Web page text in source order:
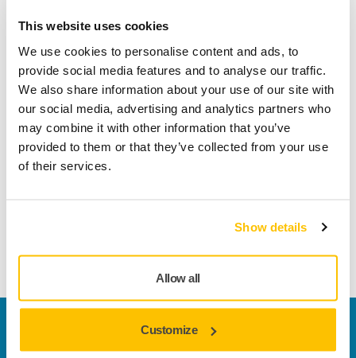
This website uses cookies
We use cookies to personalise content and ads, to
provide social media features and to analyse our traffic.
We also share information about your use of our site with
our social media, advertising and analytics partners who
may combine it with other information that you’ve
provided to them or that they’ve collected from your use
of their services.
Show details
Allow all
Customize
Track & Trace
Technische details
Lengte 150 mm
Wilt u meer weten?Neem contact met ons op.Ons